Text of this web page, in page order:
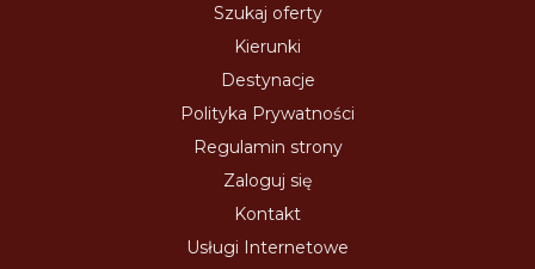
Szukaj oferty
Kierunki
Destynacje
Polityka Prywatności
Regulamin strony
Zaloguj się
Kontakt
Usługi Internetowe